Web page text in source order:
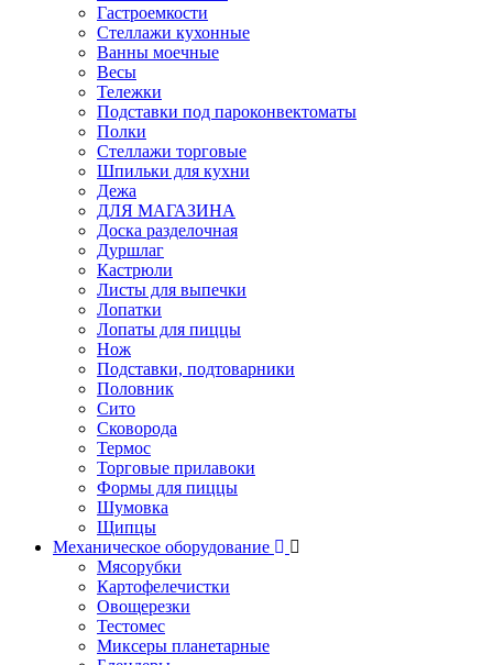
Гастроемкости
Стеллажи кухонные
Ванны моечные
Весы
Тележки
Подставки под пароконвектоматы
Полки
Стеллажи торговые
Шпильки для кухни
Дежа
ДЛЯ МАГАЗИНА
Доска разделочная
Дуршлаг
Кастрюли
Листы для выпечки
Лопатки
Лопаты для пиццы
Нож
Подставки, подтоварники
Половник
Сито
Сковорода
Термос
Торговые прилавоки
Формы для пиццы
Шумовка
Щипцы
Механическое оборудование
Мясорубки
Картофелечистки
Овощерезки
Тестомес
Миксеры планетарные